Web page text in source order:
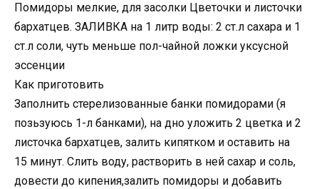
Помидоры мелкие, для засолки Цветочки и листочки
бархатцев. ЗАЛИВКА на 1 литр воды: 2 ст.л сахара и 1
ст.л соли, чуть меньше пол-чайной ложки уксусной
эссенции
Как приготовить
Заполнить стерелизованные банки помидорами (я
позьзуюсь 1-л банками), на дно уложить 2 цветка и 2
листочка бархатцев, залить кипятком и оставить на
15 минут. Слить воду, растворить в ней сахар и соль,
довести до кипения,залить помидоры и добавить